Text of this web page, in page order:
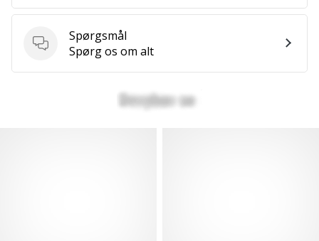
Spørgsmål
Spørgsmål
Spørg os om alt